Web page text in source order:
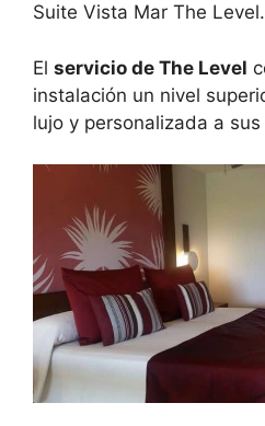
Suite Vista Mar The Level.
El servicio de The Level
instalación un nivel
lujo y personalizada a